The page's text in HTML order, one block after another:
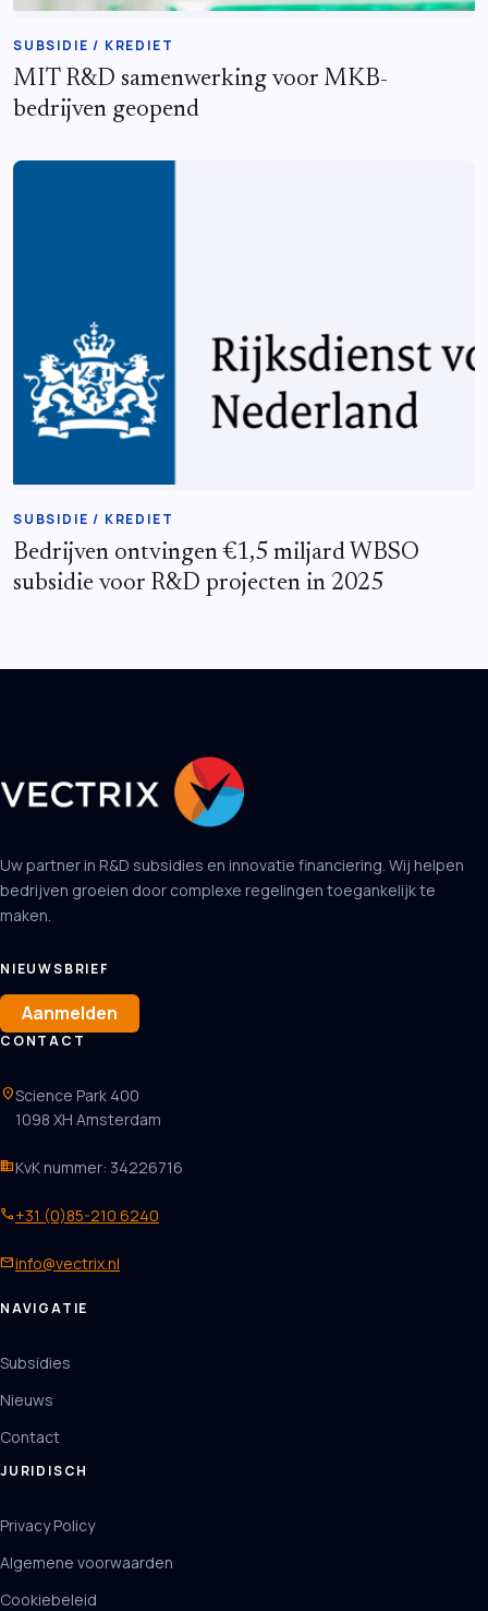
SUBSIDIE / KREDIET
MIT R&D samenwerking voor MKB-
bedrijven geopend
SUBSIDIE / KREDIET
Bedrijven ontvingen €1,5 miljard WBSO
subsidie voor R&D projecten in 2025
Uw partner in R&D subsidies en innovatie financiering. Wij helpen
bedrijven groeien door complexe regelingen toegankelijk te
maken.
NIEUWSBRIEF
Aanmelden
CONTACT
location_onScience Park 400
1098 XH Amsterdam
businessKvK nummer: 34226716
phone+31 (0)85-210 6240
mailinfo@vectrix.nl
NAVIGATIE
Subsidies
Nieuws
Contact
JURIDISCH
Privacy Policy
Algemene voorwaarden
Cookiebeleid